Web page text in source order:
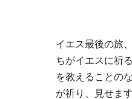
イエス最後の旅
ちがイエスに祈
を教えることの
が祈り、見せま